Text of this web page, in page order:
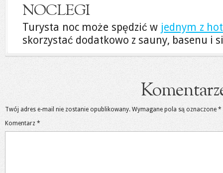
NOCLEGI
Turysta noc może spędzić w jednym z
skorzystać dodatkowo z sauny, basenu i
Twój adres e-mail nie zostanie opublikowany. Wymagane pola są oznaczone *
Komentarz *